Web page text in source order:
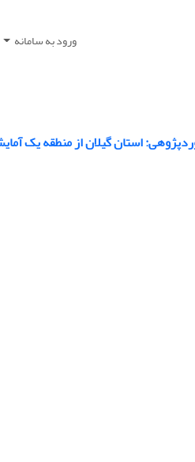
ورود به سامانه
استان گیلان از منطقه یک